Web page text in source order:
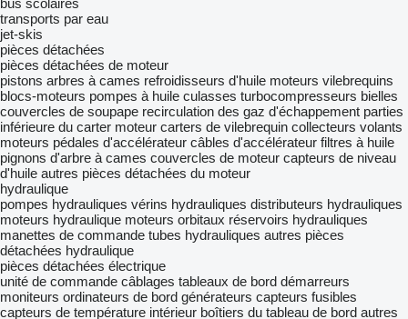
bus scolaires
transports par eau
jet-skis
pièces détachées
pièces détachées de moteur
pistons arbres à cames refroidisseurs d'huile moteurs vilebrequins
blocs-moteurs pompes à huile culasses turbocompresseurs bielles
couvercles de soupape recirculation des gaz d'échappement parties
inférieure du carter moteur carters de vilebrequin collecteurs volants
moteurs pédales d'accélérateur câbles d'accélérateur filtres à huile
pignons d'arbre à cames couvercles de moteur capteurs de niveau
d'huile autres pièces détachées du moteur
hydraulique
pompes hydrauliques vérins hydrauliques distributeurs hydrauliques
moteurs hydraulique moteurs orbitaux réservoirs hydrauliques
manettes de commande tubes hydrauliques autres pièces
détachées hydraulique
pièces détachées électrique
unité de commande câblages tableaux de bord démarreurs
moniteurs ordinateurs de bord générateurs capteurs fusibles
capteurs de température intérieur boîtiers du tableau de bord autres